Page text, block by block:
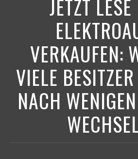
JETZT
VERKAUFEN:
VIELE
NACH